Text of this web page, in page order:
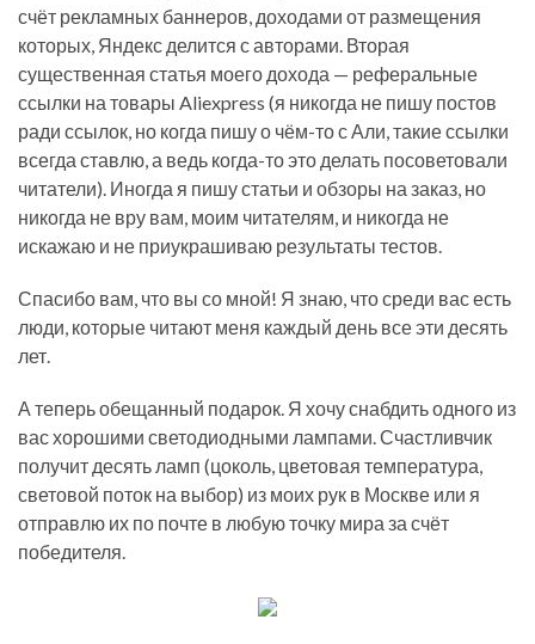
счёт рекламных баннеров, доходами от размещения
которых, Яндекс делится с авторами. Вторая
существенная статья моего дохода — реферальные
ссылки на товары Aliexpress (я никогда не пишу постов
ради ссылок, но когда пишу о чём-то с Али, такие ссылки
всегда ставлю, а ведь когда-то это делать посоветовали
читатели). Иногда я пишу статьи и обзоры на заказ, но
никогда не вру вам, моим читателям, и никогда не
искажаю и не приукрашиваю результаты тестов.
Спасибо вам, что вы со мной! Я знаю, что среди вас есть
люди, которые читают меня каждый день все эти десять
лет.
А теперь обещанный подарок. Я хочу снабдить одного из
вас хорошими светодиодными лампами. Счастливчик
получит десять ламп (цоколь, цветовая температура,
световой поток на выбор) из моих рук в Москве или я
отправлю их по почте в любую точку мира за счёт
победителя.